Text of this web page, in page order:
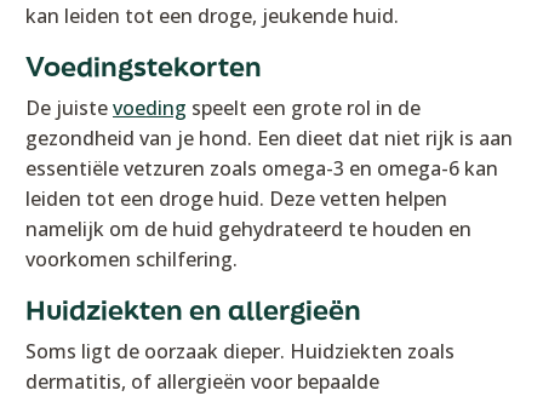
kan leiden tot een droge, jeukende huid.
Voedingstekorten
De juistevoeding speelt een grote rol in de
gezondheid van je hond. Een dieet dat niet rijk is aan
essentiële vetzuren zoals omega-3 en omega-6 kan
leiden tot een droge huid. Deze vetten helpen
namelijk om de huid gehydrateerd te houden en
voorkomen schilfering.
Huidziekten en allergieën
Soms ligt de oorzaak dieper. Huidziekten zoals
dermatitis, of allergieën voor bepaalde